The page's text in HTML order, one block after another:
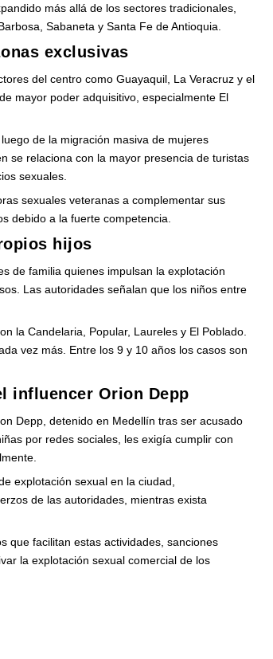
más allá de los sectores tradicionales,
Sabaneta y Santa Fe de Antioquia.
exclusivas
del centro como Guayaquil, La Veracruz y el
mayor poder adquisitivo, especialmente El
de la migración masiva de mujeres
se relaciona con la mayor presencia de turistas
sexuales.
sexuales veteranas a complementar sus
debido a la fuerte competencia.
hijos
de familia quienes impulsan la explotación
Las autoridades señalan que los niños entre
la Candelaria, Popular, Laureles y El Poblado.
vez más. Entre los 9 y 10 años los casos son
influencer Orion Depp
Depp, detenido en Medellín tras ser acusado
por redes sociales, les exigía cumplir con
explotación sexual en la ciudad,
de las autoridades, mientras exista
que facilitan estas actividades, sanciones
la explotación sexual comercial de los